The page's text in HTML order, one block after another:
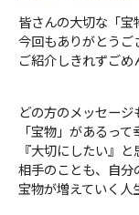
皆さんの大切な「宝
今回もありがとうご
ご紹介しきれずごめ
どの方のメッセージ
「宝物」があるって
『大切にしたい』と
相手のことも、自分
宝物が増えていく人